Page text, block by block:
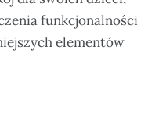
funkcjonalności
elementów